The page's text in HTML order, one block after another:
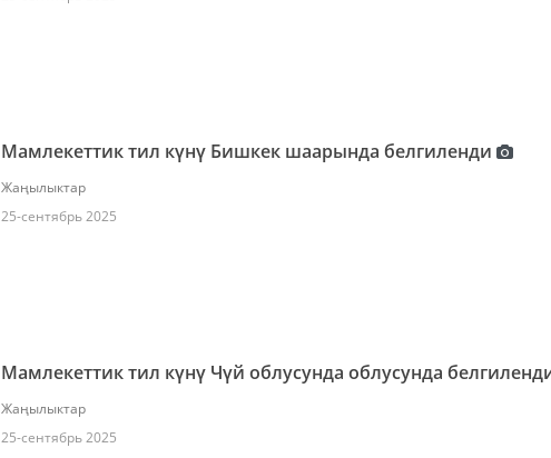
Мамлекеттик тил күнү Бишкек шаарында белгиленди
Жаңылыктар
25-сентябрь 2025
Мамлекеттик тил күнү Чүй облусунда облусунда
Жаңылыктар
25-сентябрь 2025